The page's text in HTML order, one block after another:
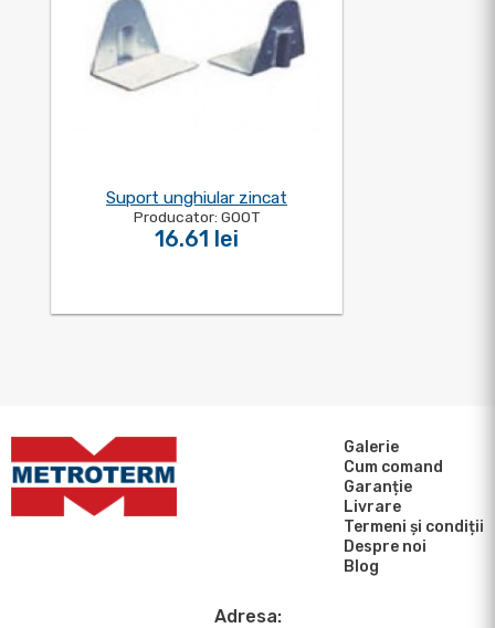
Suport unghiular zincat
Producator: GOOT
16.61 lei
Galerie
Cum comand
Garanție
Livrare
Termeni și condiții
Despre noi
Blog
Adresa: